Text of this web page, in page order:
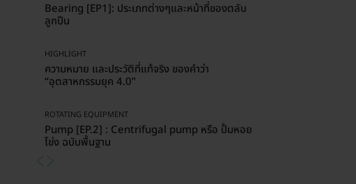
Bearing [EP1]: ประเภทต่างๆและหน้าที่ของตลับ
ลูกปืน
HIGHLIGHT
ความหมาย และประวัติที่แท้จริง ของคำว่า
“อุตสาหกรรมยุค 4.0”
ROTATING EQUIPMENT
Pump [EP.2] : Centrifugal pump หรือ ปั้มหอย
โข่ง ฉบับพื้นฐาน